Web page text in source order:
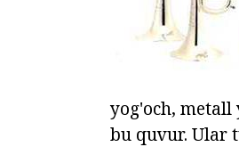
yog'och,
bu quvur. Ular